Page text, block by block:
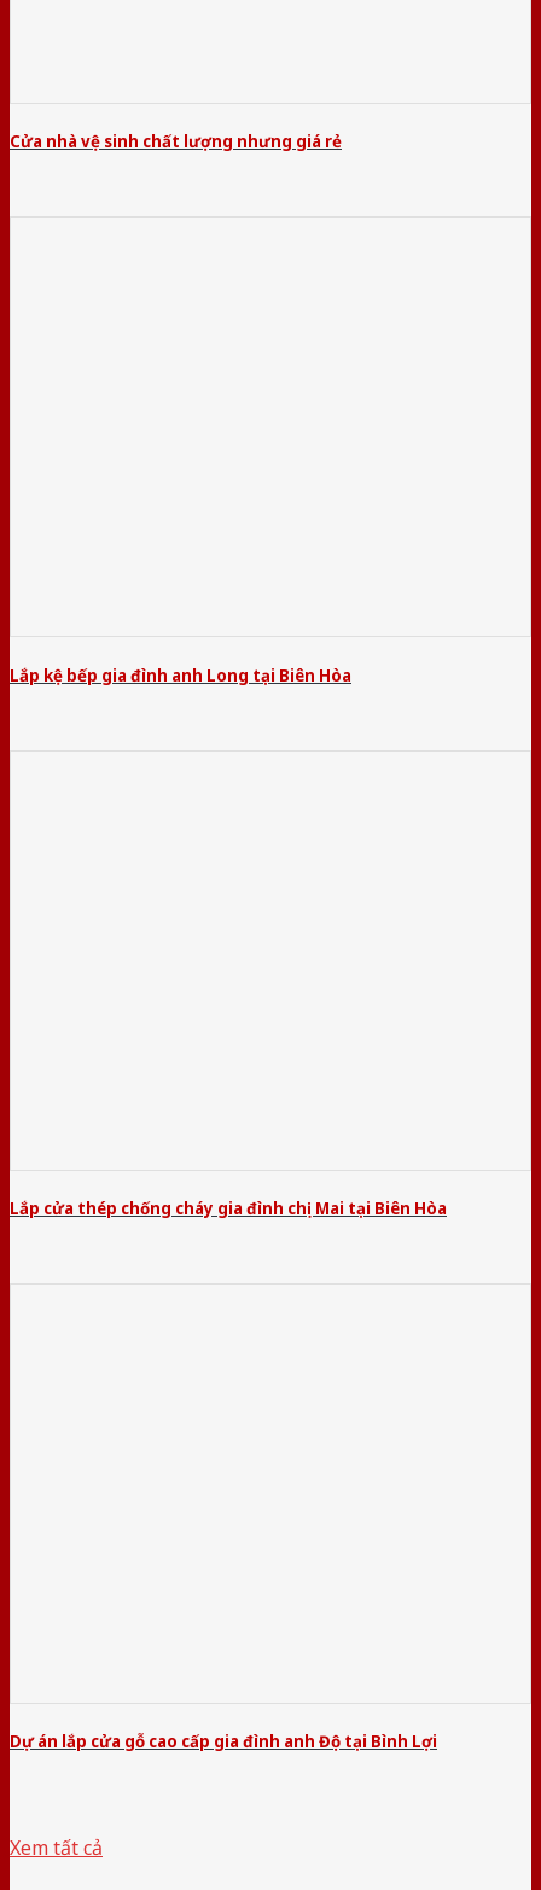
Cửa nhà vệ sinh chất lượng nhưng giá rẻ
Lắp kệ bếp gia đình anh Long tại Biên Hòa
Lắp cửa thép chống cháy gia đình chị Mai tại Biên Hòa
Dự án lắp cửa gỗ cao cấp gia đình anh Độ tại Bình Lợi
Xem tất cả